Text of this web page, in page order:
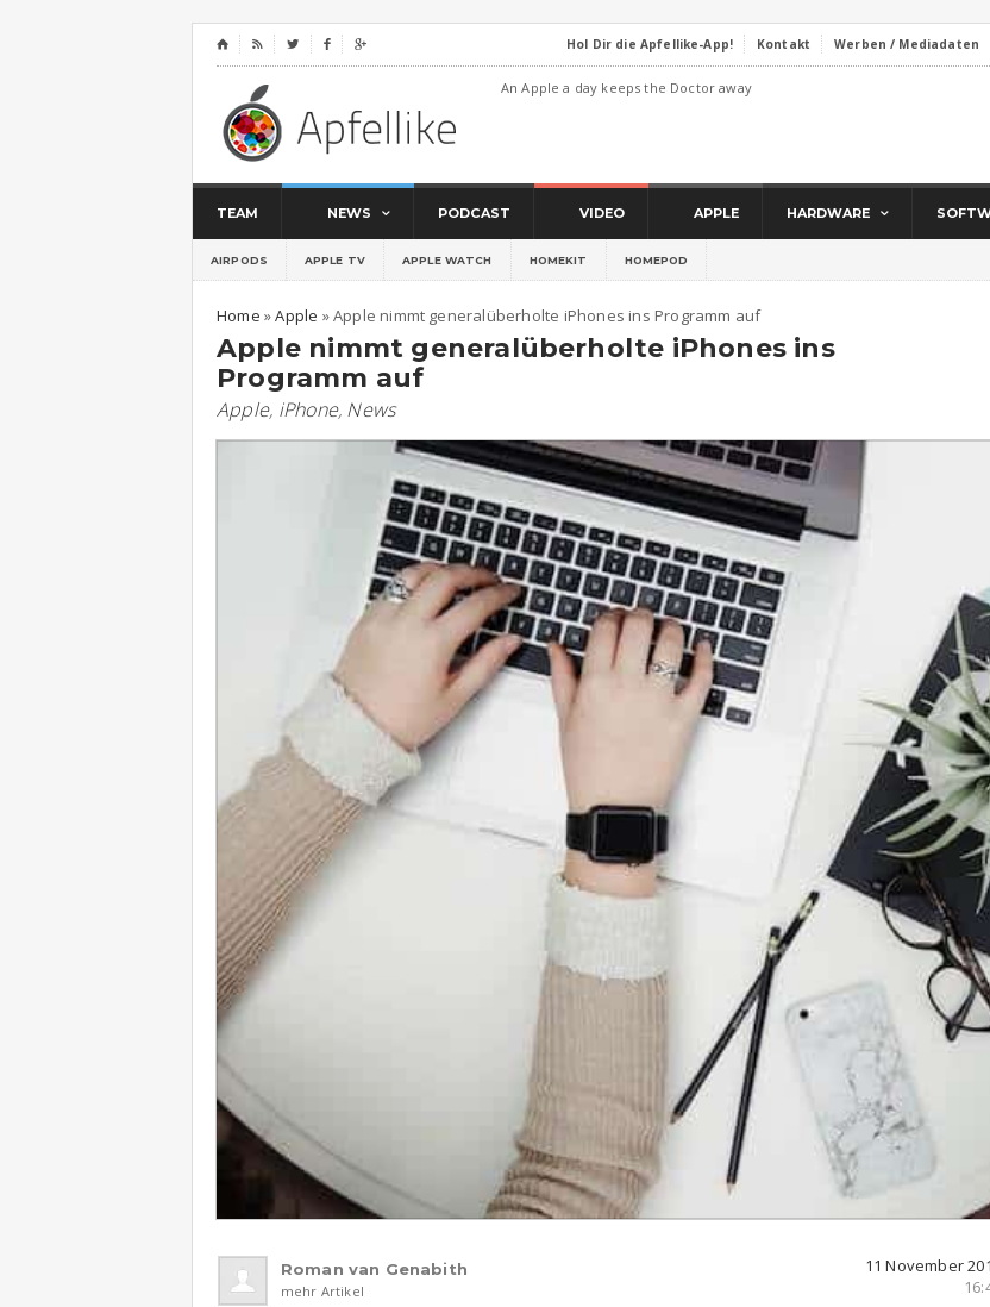
⌂     Hol Dir die Apfellike-App! Kontakt Werben / Mediadaten
An Apple a day keeps the Doctor away
TEAM NEWS PODCAST VIDEO APPLE HARDWARE
AIRPODS APPLE TV APPLE WATCH HOMEKIT HOMEPOD
Home »Apple »Apple nimmt generalüberholte iPhones ins Programm auf
Apple nimmt generalüberholte iPhones ins
Programm auf
Apple, iPhone, News
Roman van Genabith
mehr Artikel
11 November